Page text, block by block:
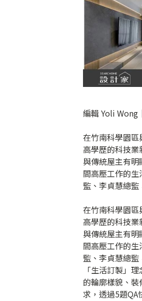
編輯 Yoli Wong
在竹南科學園區
高學歷的科技
與傳統屋主有
間高壓工作的
監、李貞慧總
在竹南科學園區
高學歷的科技
與傳統屋主有
間高壓工作的
監、李貞慧總
「生活訂製」
的輪廓樣貌、
求，透過5題QA